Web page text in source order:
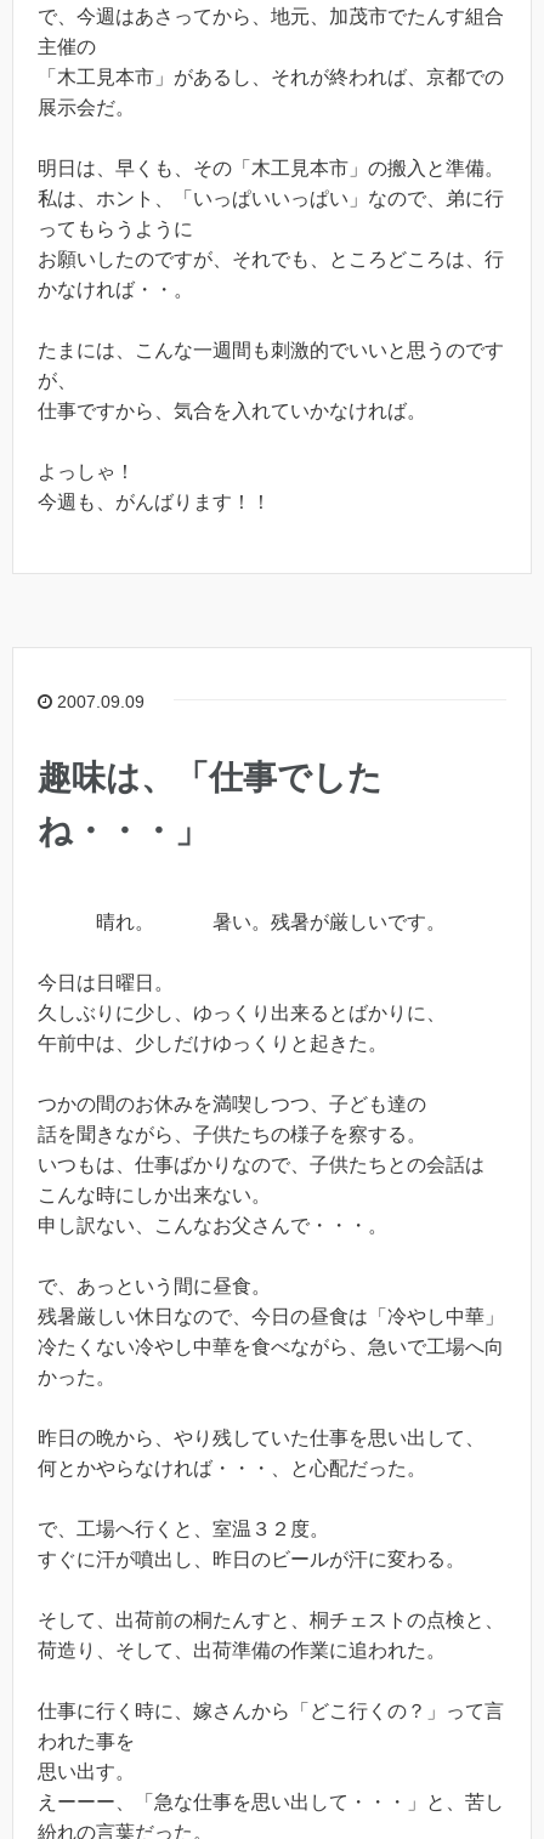
で、今週はあさってから、地元、加茂市でたんす組合
主催の
「木工見本市」があるし、それが終われば、京都での
展示会だ。
明日は、早くも、その「木工見本市」の搬入と準備。
私は、ホント、「いっぱいいっぱい」なので、弟に行
ってもらうように
お願いしたのですが、それでも、ところどころは、行
かなければ・・。
たまには、こんな一週間も刺激的でいいと思うのです
が、
仕事ですから、気合を入れていかなければ。
よっしゃ！
今週も、がんばります！！
2007.09.09
趣味は、「仕事でした
ね・・・」
晴れ。 暑い。残暑が厳しいです。
今日は日曜日。
久しぶりに少し、ゆっくり出来るとばかりに、
午前中は、少しだけゆっくりと起きた。
つかの間のお休みを満喫しつつ、子ども達の
話を聞きながら、子供たちの様子を察する。
いつもは、仕事ばかりなので、子供たちとの会話は
こんな時にしか出来ない。
申し訳ない、こんなお父さんで・・・。
で、あっという間に昼食。
残暑厳しい休日なので、今日の昼食は「冷やし中華」
冷たくない冷やし中華を食べながら、急いで工場へ向
かった。
昨日の晩から、やり残していた仕事を思い出して、
何とかやらなければ・・・、と心配だった。
で、工場へ行くと、室温３２度。
すぐに汗が噴出し、昨日のビールが汗に変わる。
そして、出荷前の桐たんすと、桐チェストの点検と、
荷造り、そして、出荷準備の作業に追われた。
仕事に行く時に、嫁さんから「どこ行くの？」って言
われた事を
思い出す。
えーーー、「急な仕事を思い出して・・・」と、苦し
紛れの言葉だった。